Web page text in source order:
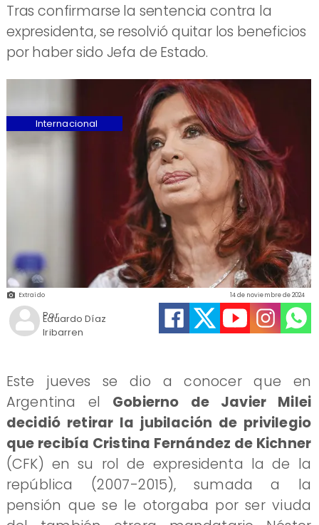
Tras confirmarse la sentencia contra la
expresidenta, se resolvió quitar los beneficios
por haber sido Jefa de Estado.
Extraído
Eduardo Díaz
Iribarren
14 de noviembre de 2024
Internacional
Por
Este jueves se dio a conocer que en
Argentina el Gobierno de Javier Milei
decidió retirar la jubilación de privilegio
que recibía Cristina Fernández de Kichner
(CFK) en su rol de expresidenta la de la
república (2007-2015), sumada a la
pensión que se le otorgaba por ser viuda